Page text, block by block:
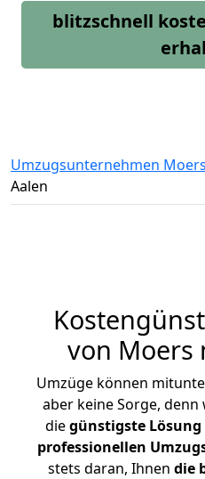
blitzschnell
Umzugsunternehmen Moers
Aalen
von Moers
Umzüge können
aber keine Sorge,
diegünstigste Lösung
professionellen
stets daran, Ihnen die